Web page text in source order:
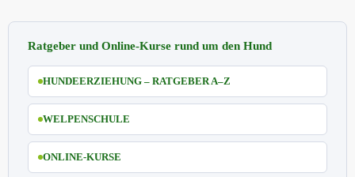
Ratgeber und Online-Kurse rund um den Hund
HUNDEERZIEHUNG – RATGEBER A–Z
WELPENSCHULE
ONLINE-KURSE